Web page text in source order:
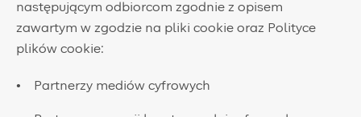
następującym odbiorcom zgodnie z opisem
zawartym w zgodzie na pliki cookie oraz Polityce
plików cookie:
​Partnerzy mediów cyfrowych